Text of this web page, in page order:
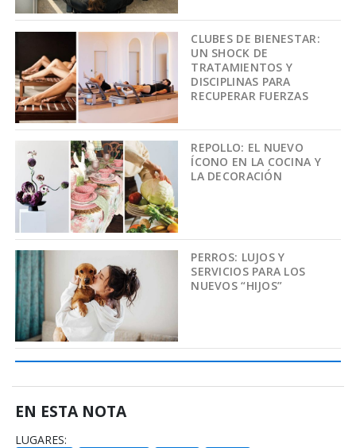
CLUBES DE BIENESTAR:
UN SHOCK DE
TRATAMIENTOS Y
DISCIPLINAS PARA
RECUPERAR FUERZAS
REPOLLO: EL NUEVO
ÍCONO EN LA COCINA Y
LA DECORACIÓN
PERROS: LUJOS Y
SERVICIOS PARA LOS
NUEVOS “HIJOS”
EN ESTA NOTA
LUGARES: